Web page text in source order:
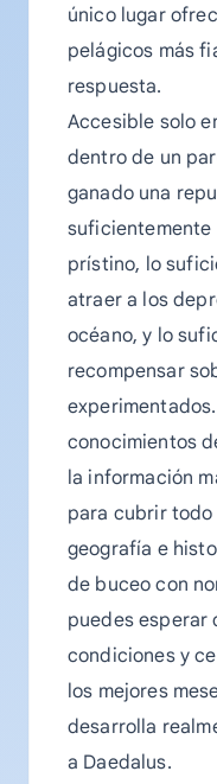
único lugar
pelágicos más
respuesta.
Accesible solo
dentro de un
ganado una
suficientemente
prístino, lo
atraer a los
océano, y lo
recompensar
conocimientos
la información
para cubrir todo
geografía e
de buceo con
puedes esperar
condiciones y
los mejores
desarrolla
a Daedalus.